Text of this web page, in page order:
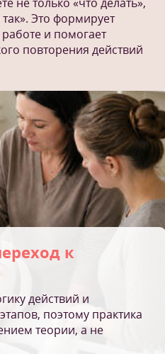
Это формирует
и помогает
повторения действий
к
действий и
поэтому практика
теории, а не